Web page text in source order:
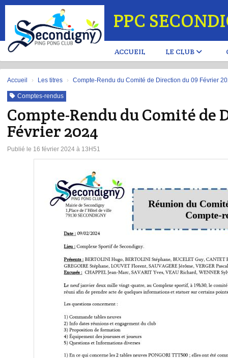
PPC
ACCUEIL LE CLUB
Accueil Les titres Compte-Rendu du Comité de Direction du 09 Février
Comptes-rendus
Compte-Rendu du Comité de
Février 2024
Publié le 16 février 2024 à 13H51
Panneau de gestion des cookies